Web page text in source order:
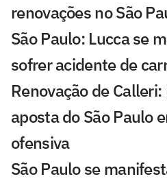
renovações no São
São Paulo: Lucca se
sofrer acidente de
Renovação de
aposta do São Paulo
ofensiva
São Paulo se